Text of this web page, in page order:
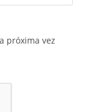
próxima vez